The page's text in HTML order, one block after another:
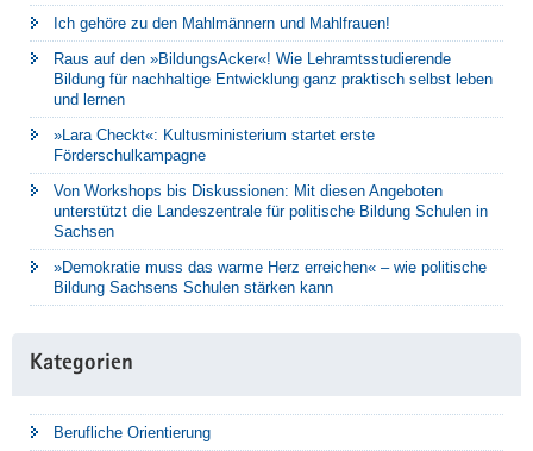
Ich gehöre zu den Mahlmännern und Mahlfrauen!
Raus auf den »BildungsAcker«! Wie Lehramtsstudierende
Bildung für nachhaltige Entwicklung ganz praktisch selbst leben
und lernen
»Lara Checkt«: Kultusministerium startet erste
Förderschulkampagne
Von Workshops bis Diskussionen: Mit diesen Angeboten
unterstützt die Landeszentrale für politische Bildung Schulen in
Sachsen
»Demokratie muss das warme Herz erreichen« – wie politische
Bildung Sachsens Schulen stärken kann
Kategorien
Berufliche Orientierung